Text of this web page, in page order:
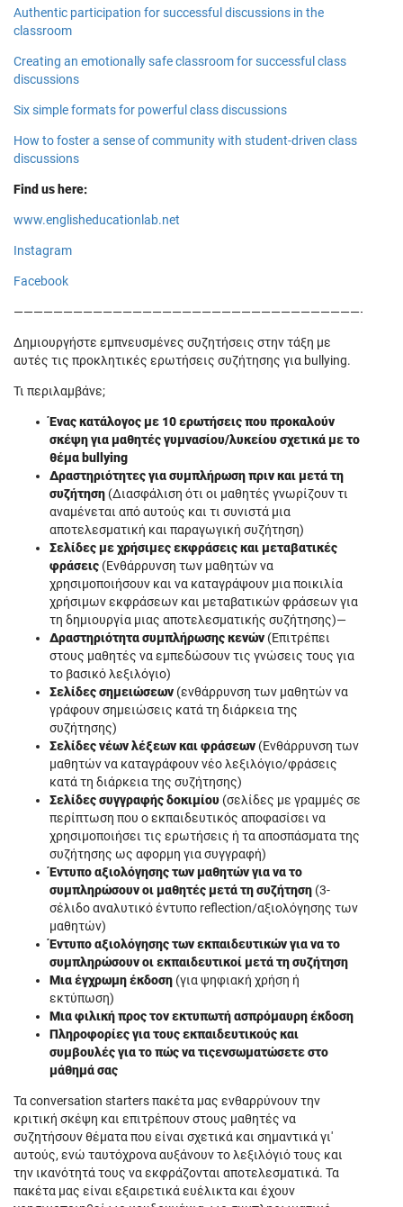
Authentic participation for successful discussions in the
classroom
Creating an emotionally safe classroom for successful class
discussions
Six simple formats for powerful class discussions
How to foster a sense of community with student-driven class
discussions
Find us here:
www.englisheducationlab.net
Instagram
Facebook
Δημιουργήστε εμπνευσμένες συζητήσεις στην τάξη με
αυτές τις προκλητικές ερωτήσεις συζήτησης για bullying.
Τι περιλαμβάνε;
Ένας κατάλογος με 10 ερωτήσεις που προκαλούν
σκέψη για μαθητές γυμνασίου/λυκείου σχετικά με το
θέμα bullying
Δραστηριότητες για συμπλήρωση πριν και μετά τη
συζήτηση (Διασφάλιση ότι οι μαθητές γνωρίζουν τι
αναμένεται από αυτούς και τι συνιστά μια
αποτελεσματική και παραγωγική συζήτηση)
Σελίδες με χρήσιμες εκφράσεις και μεταβατικές
φράσεις (Ενθάρρυνση των μαθητών να
χρησιμοποιήσουν και να καταγράψουν μια ποικιλία
χρήσιμων εκφράσεων και μεταβατικών φράσεων για
τη δημιουργία μιας αποτελεσματικής συζήτησης)—
Δραστηριότητα συμπλήρωσης κενών (Επιτρέπει
στους μαθητές να εμπεδώσουν τις γνώσεις τους για
το βασικό λεξιλόγιο)
Σελίδες σημειώσεων (ενθάρρυνση των μαθητών να
γράφουν σημειώσεις κατά τη διάρκεια της
συζήτησης)
Σελίδες νέων λέξεων και φράσεων (Ενθάρρυνση των
μαθητών να καταγράφουν νέο λεξιλόγιο/φράσεις
κατά τη διάρκεια της συζήτησης)
Σελίδες συγγραφής δοκιμίου (σελίδες με γραμμές σε
περίπτωση που ο εκπαιδευτικός αποφασίσει να
χρησιμοποιήσει τις ερωτήσεις ή τα αποσπάσματα της
συζήτησης ως αφoρμη για συγγραφή)
Έντυπο αξιολόγησης των μαθητών για να το
συμπληρώσουν οι μαθητές μετά τη συζήτηση (3-
σέλιδο αναλυτικό έντυπο reflection/αξιολόγησης των
μαθητών)
Έντυπο αξιολόγησης των εκπαιδευτικών για να το
συμπληρώσουν οι εκπαιδευτικοί μετά τη συζήτηση
Μια έγχρωμη έκδοση (για ψηφιακή χρήση ή
εκτύπωση)
Μια φιλική προς τον εκτυπωτή ασπρόμαυρη έκδοση
Πληροφορίες για τους εκπαιδευτικούς και
συμβουλές για το πώς να τιςενσωματώσετε στο
μάθημά σας
Τα conversation starters πακέτα μας ενθαρρύνουν την
κριτική σκέψη και επιτρέπουν στους μαθητές να
συζητήσουν θέματα που είναι σχετικά και σημαντικά γι'
αυτούς, ενώ ταυτόχρονα αυξάνουν το λεξιλόγιό τους και
την ικανότητά τους να εκφράζονται αποτελεσματικά. Τα
πακέτα μας είναι εξαιρετικά ευέλικτα και έχουν